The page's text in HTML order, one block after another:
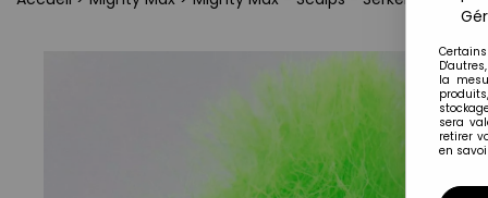
la
sera
retirer
en